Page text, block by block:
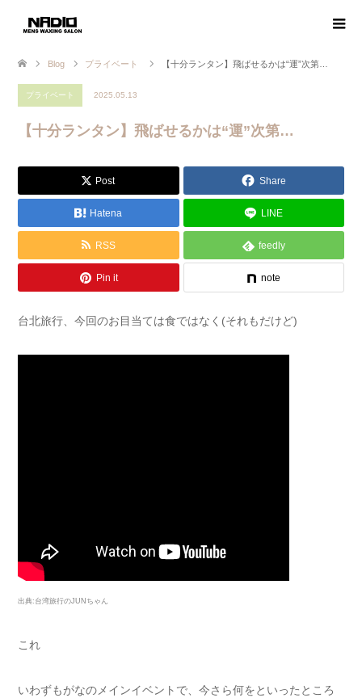
Blog プライベート 【十分ランタン】飛ばせるかは“運”次第…
プライベート 2025.05.13
【十分ランタン】飛ばせるかは“運”次第…
Post Share
Hatena LINE
RSS feedly
Pin it note
台北旅行、今回のお目当ては食ではなく(それもだけど)
出典:台湾旅行のJUNちゃん
これ
いわずもがなのメインイベントで、今さら何をといったところ